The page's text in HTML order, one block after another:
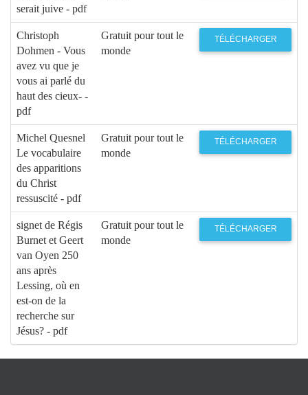
serait juive - pdf
Christoph
Dohmen - Vous
avez vu que je
vous ai parlé du
haut des cieux- -
pdf
Gratuit pour tout le
monde
TÉLÉCHARGER
Michel Quesnel
Le vocabulaire
des apparitions
du Christ
ressuscité - pdf
Gratuit pour tout le
monde
TÉLÉCHARGER
signet de Régis
Burnet et Geert
van Oyen 250
ans après
Lessing, où en
est-on de la
recherche sur
Jésus? - pdf
Gratuit pour tout le
monde
TÉLÉCHARGER